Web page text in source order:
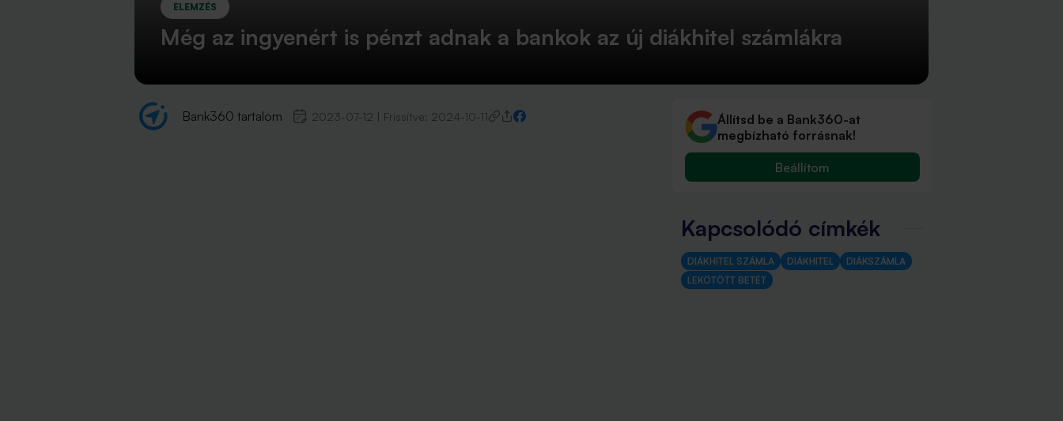
ELEMZÉS
Még az ingyenért is pénzt adnak a bankok az új diákhitel számlákra
Bank360 tartalom 2023-07-12 Frissítve: 2024-10-11
Állítsd be a Bank360-at
megbízható forrásnak!
Beállítom
Kapcsolódó címkék
DIÁKHITEL SZÁMLA DIÁKHITEL
DIÁKSZÁMLA
LEKÖTÖTT BETÉT